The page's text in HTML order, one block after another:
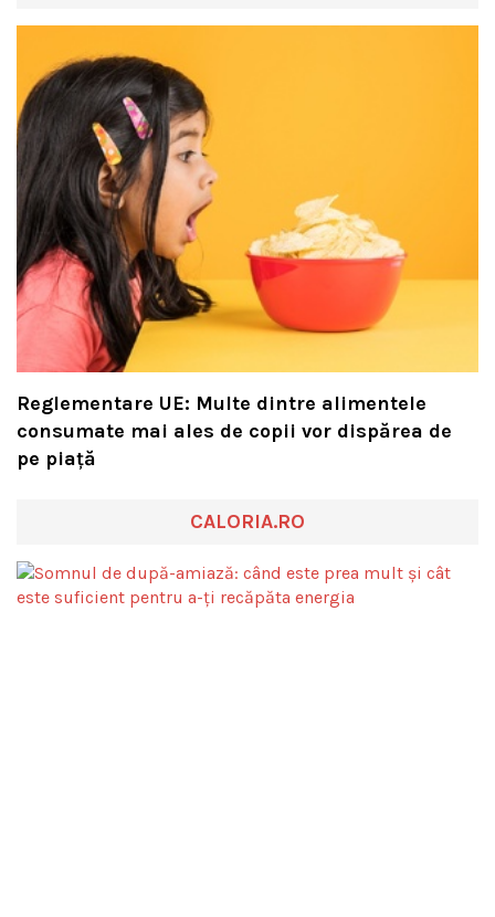
Reglementare UE: Multe dintre alimentele
consumate mai ales de copii vor dispărea de
pe piață
CALORIA.RO